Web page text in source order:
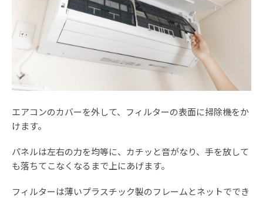
エアコンのカバーを外して、フィルターの表面に掃除機をか
けます。
パネルは左右の力を均等に、カチッと音がなり、手を放して
も落ちてこなくなるまで上にあげます。
フィルターは薄いプラスチック製のフレームとネットででき